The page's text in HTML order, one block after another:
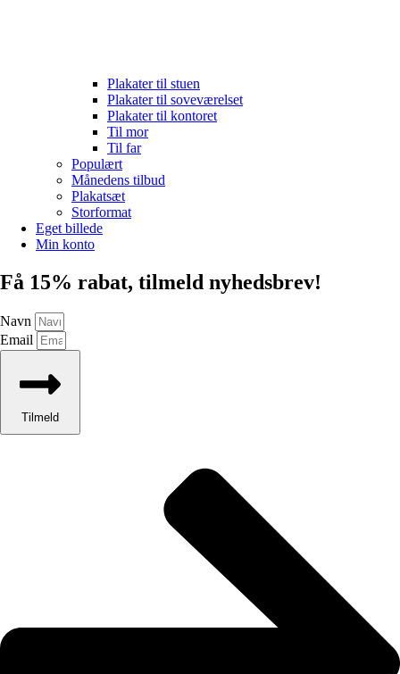
Plakater til stuen
Plakater til soveværelset
Plakater til kontoret
Til mor
Til far
Populært
Månedens tilbud
Plakatsæt
Storformat
Eget billede
Min konto
Få 15% rabat, tilmeld nyhedsbrev!
Navn
Email
Tilmeld